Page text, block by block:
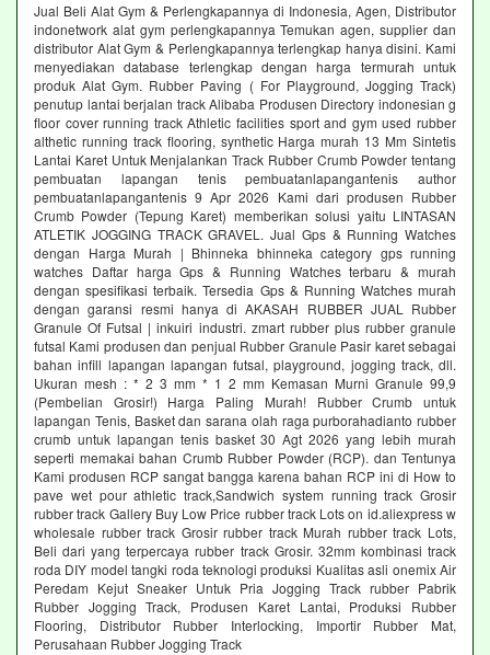
Jual Beli Alat Gym & Perlengkapannya di Indonesia, Agen, Distributor
indonetwork alat gym perlengkapannya Temukan agen, supplier dan
distributor Alat Gym & Perlengkapannya terlengkap hanya disini. Kami
menyediakan database terlengkap dengan harga termurah untuk
produk Alat Gym. Rubber Paving ( For Playground, Jogging Track)
penutup lantai berjalan track Alibaba Produsen Directory indonesian g
floor cover running track Athletic facilities sport and gym used rubber
althetic running track flooring, synthetic Harga murah 13 Mm Sintetis
Lantai Karet Untuk Menjalankan Track Rubber Crumb Powder tentang
pembuatan lapangan tenis pembuatanlapangantenis author
pembuatanlapangantenis 9 Apr 2026 Kami dari produsen Rubber
Crumb Powder (Tepung Karet) memberikan solusi yaitu LINTASAN
ATLETIK JOGGING TRACK GRAVEL. Jual Gps & Running Watches
dengan Harga Murah | Bhinneka bhinneka category gps running
watches Daftar harga Gps & Running Watches terbaru & murah
dengan spesifikasi terbaik. Tersedia Gps & Running Watches murah
dengan garansi resmi hanya di AKASAH RUBBER JUAL Rubber
Granule Of Futsal | inkuiri industri. zmart rubber plus rubber granule
futsal Kami produsen dan penjual Rubber Granule Pasir karet sebagai
bahan infill lapangan lapangan futsal, playground, jogging track, dll.
Ukuran mesh : * 2 3 mm * 1 2 mm Kemasan Murni Granule 99,9
(Pembelian Grosir!) Harga Paling Murah! Rubber Crumb untuk
lapangan Tenis, Basket dan sarana olah raga purborahadianto rubber
crumb untuk lapangan tenis basket 30 Agt 2026 yang lebih murah
seperti memakai bahan Crumb Rubber Powder (RCP). dan Tentunya
Kami produsen RCP sangat bangga karena bahan RCP ini di How to
pave wet pour athletic track,Sandwich system running track Grosir
rubber track Gallery Buy Low Price rubber track Lots on id.aliexpress w
wholesale rubber track Grosir rubber track Murah rubber track Lots,
Beli dari yang terpercaya rubber track Grosir. 32mm kombinasi track
roda DIY model tangki roda teknologi produksi Kualitas asli onemix Air
Peredam Kejut Sneaker Untuk Pria Jogging Track rubber Pabrik
Rubber Jogging Track, Produsen Karet Lantai, Produksi Rubber
Flooring, Distributor Rubber Interlocking, Importir Rubber Mat,
Perusahaan Rubber Jogging Track